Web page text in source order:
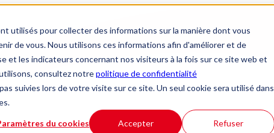
utilisés pour collecter des informations sur la manière dont vous
de vous. Nous utilisons ces informations afin d'améliorer et de
et les indicateurs concernant nos visiteurs à la fois sur ce site web et
consultez notrepolitique de confidentialité
suivies lors de votre visite sur ce site. Un seul cookie sera utilisé dans
du cookies Accepter Refuser